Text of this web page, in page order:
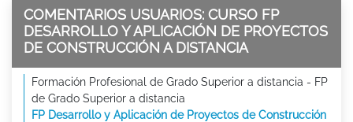
COMENTARIOS USUARIOS: CURSO FP
DESARROLLO Y APLICACIÓN DE PROYECTOS
DE CONSTRUCCIÓN A DISTANCIA
Formación Profesional de Grado Superior a distancia - FP
de Grado Superior a distancia
FP Desarrollo y Aplicación de Proyectos de Construcción